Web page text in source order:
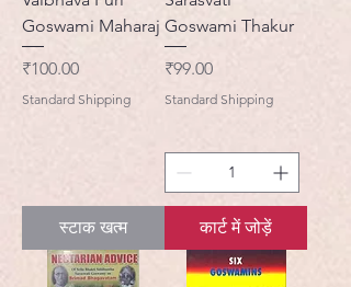
Goswami Maharaj
मूल्य
₹100.00
Standard Shipping
स्टाक खत्म
Goswami Thakur
मूल्य
₹99.00
Standard Shipping
कार्ट में जोड़ें